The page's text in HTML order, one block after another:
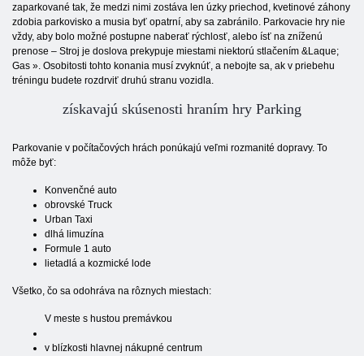
zaparkované tak, že medzi nimi zostáva len úzky priechod, kvetinové záhony
zdobia parkovisko a musia byť opatrní, aby sa zabránilo. Parkovacie hry nie
vždy, aby bolo možné postupne naberať rýchlosť, alebo ísť na zníženú
prenose – Stroj je doslova prekypuje miestami niektorú stlačením &Laque;
Gas ». Osobitosti tohto konania musí zvyknúť, a nebojte sa, ak v priebehu
tréningu budete rozdrviť druhú stranu vozidla.
získavajú skúsenosti hraním hry Parking
Parkovanie v počítačových hrách ponúkajú veľmi rozmanité dopravy. To
môže byť:
Konvenčné auto
obrovské Truck
Urban Taxi
dlhá limuzína
Formule 1 auto
lietadlá a kozmické lode
Všetko, čo sa odohráva na rôznych miestach:
V meste s hustou premávkou
v blízkosti hlavnej nákupné centrum